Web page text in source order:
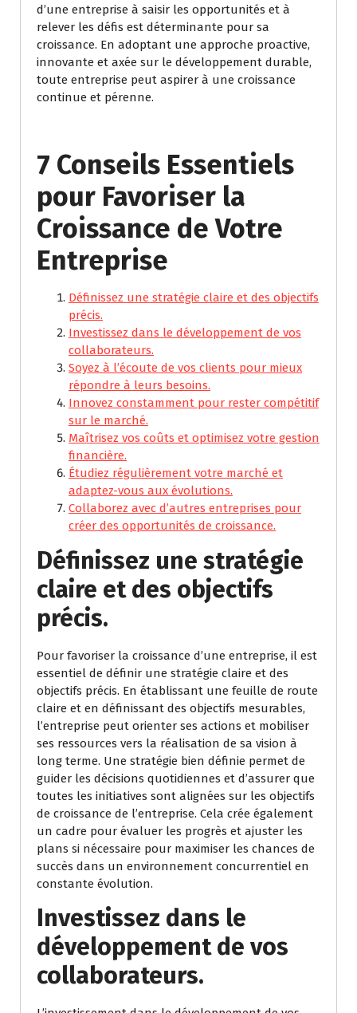
d’une entreprise à saisir les opportunités et à
relever les défis est déterminante pour sa
croissance. En adoptant une approche proactive,
innovante et axée sur le développement durable,
toute entreprise peut aspirer à une croissance
continue et pérenne.
7 Conseils Essentiels
pour Favoriser la
Croissance de Votre
Entreprise
Définissez une stratégie claire et des objectifs
précis.
Investissez dans le développement de vos
collaborateurs.
Soyez à l’écoute de vos clients pour mieux
répondre à leurs besoins.
Innovez constamment pour rester compétitif
sur le marché.
Maîtrisez vos coûts et optimisez votre gestion
financière.
Étudiez régulièrement votre marché et
adaptez-vous aux évolutions.
Collaborez avec d’autres entreprises pour
créer des opportunités de croissance.
Définissez une stratégie
claire et des objectifs
précis.
Pour favoriser la croissance d’une entreprise, il est
essentiel de définir une stratégie claire et des
objectifs précis. En établissant une feuille de route
claire et en définissant des objectifs mesurables,
l’entreprise peut orienter ses actions et mobiliser
ses ressources vers la réalisation de sa vision à
long terme. Une stratégie bien définie permet de
guider les décisions quotidiennes et d’assurer que
toutes les initiatives sont alignées sur les objectifs
de croissance de l’entreprise. Cela crée également
un cadre pour évaluer les progrès et ajuster les
plans si nécessaire pour maximiser les chances de
succès dans un environnement concurrentiel en
constante évolution.
Investissez dans le
développement de vos
collaborateurs.